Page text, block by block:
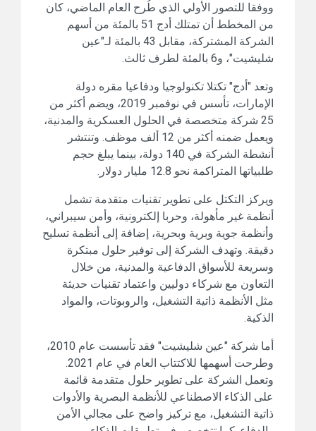
ووفقا للتصور الأولي الذي طُرح العام الماضي، كان
من المخطط أن تمتلك أدج 51 بالمئة من أسهم
الشركة المشتركة، مقابل 43 بالمئة لـ"عين
شليشيت"، و6 بالمئة لطرف ثالث.
وتعد "أدج" تكتلا تكنولوجيا ودفاعيا مقره دولة
الإمارات، تأسس في نوفمبر 2019، ويضم أكثر من
25 شركة متخصصة في الحلول العسكرية والمدنية،
ويعمل ضمنه أكثر من 12 ألف موظف. وتنتشر
أنشطة الشركة في 140 دولة، بينما يبلغ حجم
طلبياتها المتراكمة نحو 12.8 مليار دولار.
ويركز التكتل على تطوير تقنيات متقدمة تشمل
أنظمة غير مأهولة، وحربا إلكترونية، وأمن سيبراني،
وأنظمة جوية وبرية وبحرية، إضافة إلى أنظمة تسليح
دقيقة. وتهدف الشركة إلى توفير حلول مبتكرة
وسريعة للأسواق الدفاعية والمدنية، من خلال
التعاون مع شركاء دوليين واعتماد تقنيات حديثة
مثل الأنظمة ذاتية التشغيل، والروبوتات، والمواد
الذكية.
أما شركة "عين شليشيت" فقد تأسست عام 2010،
وطرحت أسهمها للاكتتاب العام في عام 2021.
وتعمل الشركة على تطوير حلول متقدمة قائمة
على الذكاء الاصطناعي للأنظمة البصرية والأدوات
ذاتية التشغيل، مع تركيز واضح على مجالي الأمن